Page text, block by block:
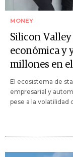
MONEY
Silicon
económica y
millones en
El ecosistema de
empresarial y
pese a la volatilidad